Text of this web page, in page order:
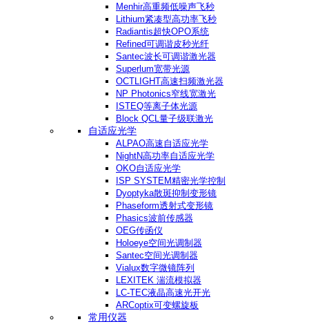
Menhir高重频低噪声飞秒
Lithium紧凑型高功率飞秒
Radiantis超快OPO系统
Refined可调谐皮秒光纤
Santec波长可调谐激光器
Superlum宽带光源
OCTLIGHT高速扫频激光器
NP Photonics窄线宽激光
ISTEQ等离子体光源
Block QCL量子级联激光
自适应光学
ALPAO高速自适应光学
NightN高功率自适应光学
OKO自适应光学
ISP SYSTEM精密光学控制
Dyoptyka散斑抑制变形镜
Phaseform透射式变形镜
Phasics波前传感器
OEG传函仪
Holoeye空间光调制器
Santec空间光调制器
Vialux数字微镜阵列
LEXITEK 湍流模拟器
LC-TEC液晶高速光开光
ARCoptix可变螺旋板
常用仪器